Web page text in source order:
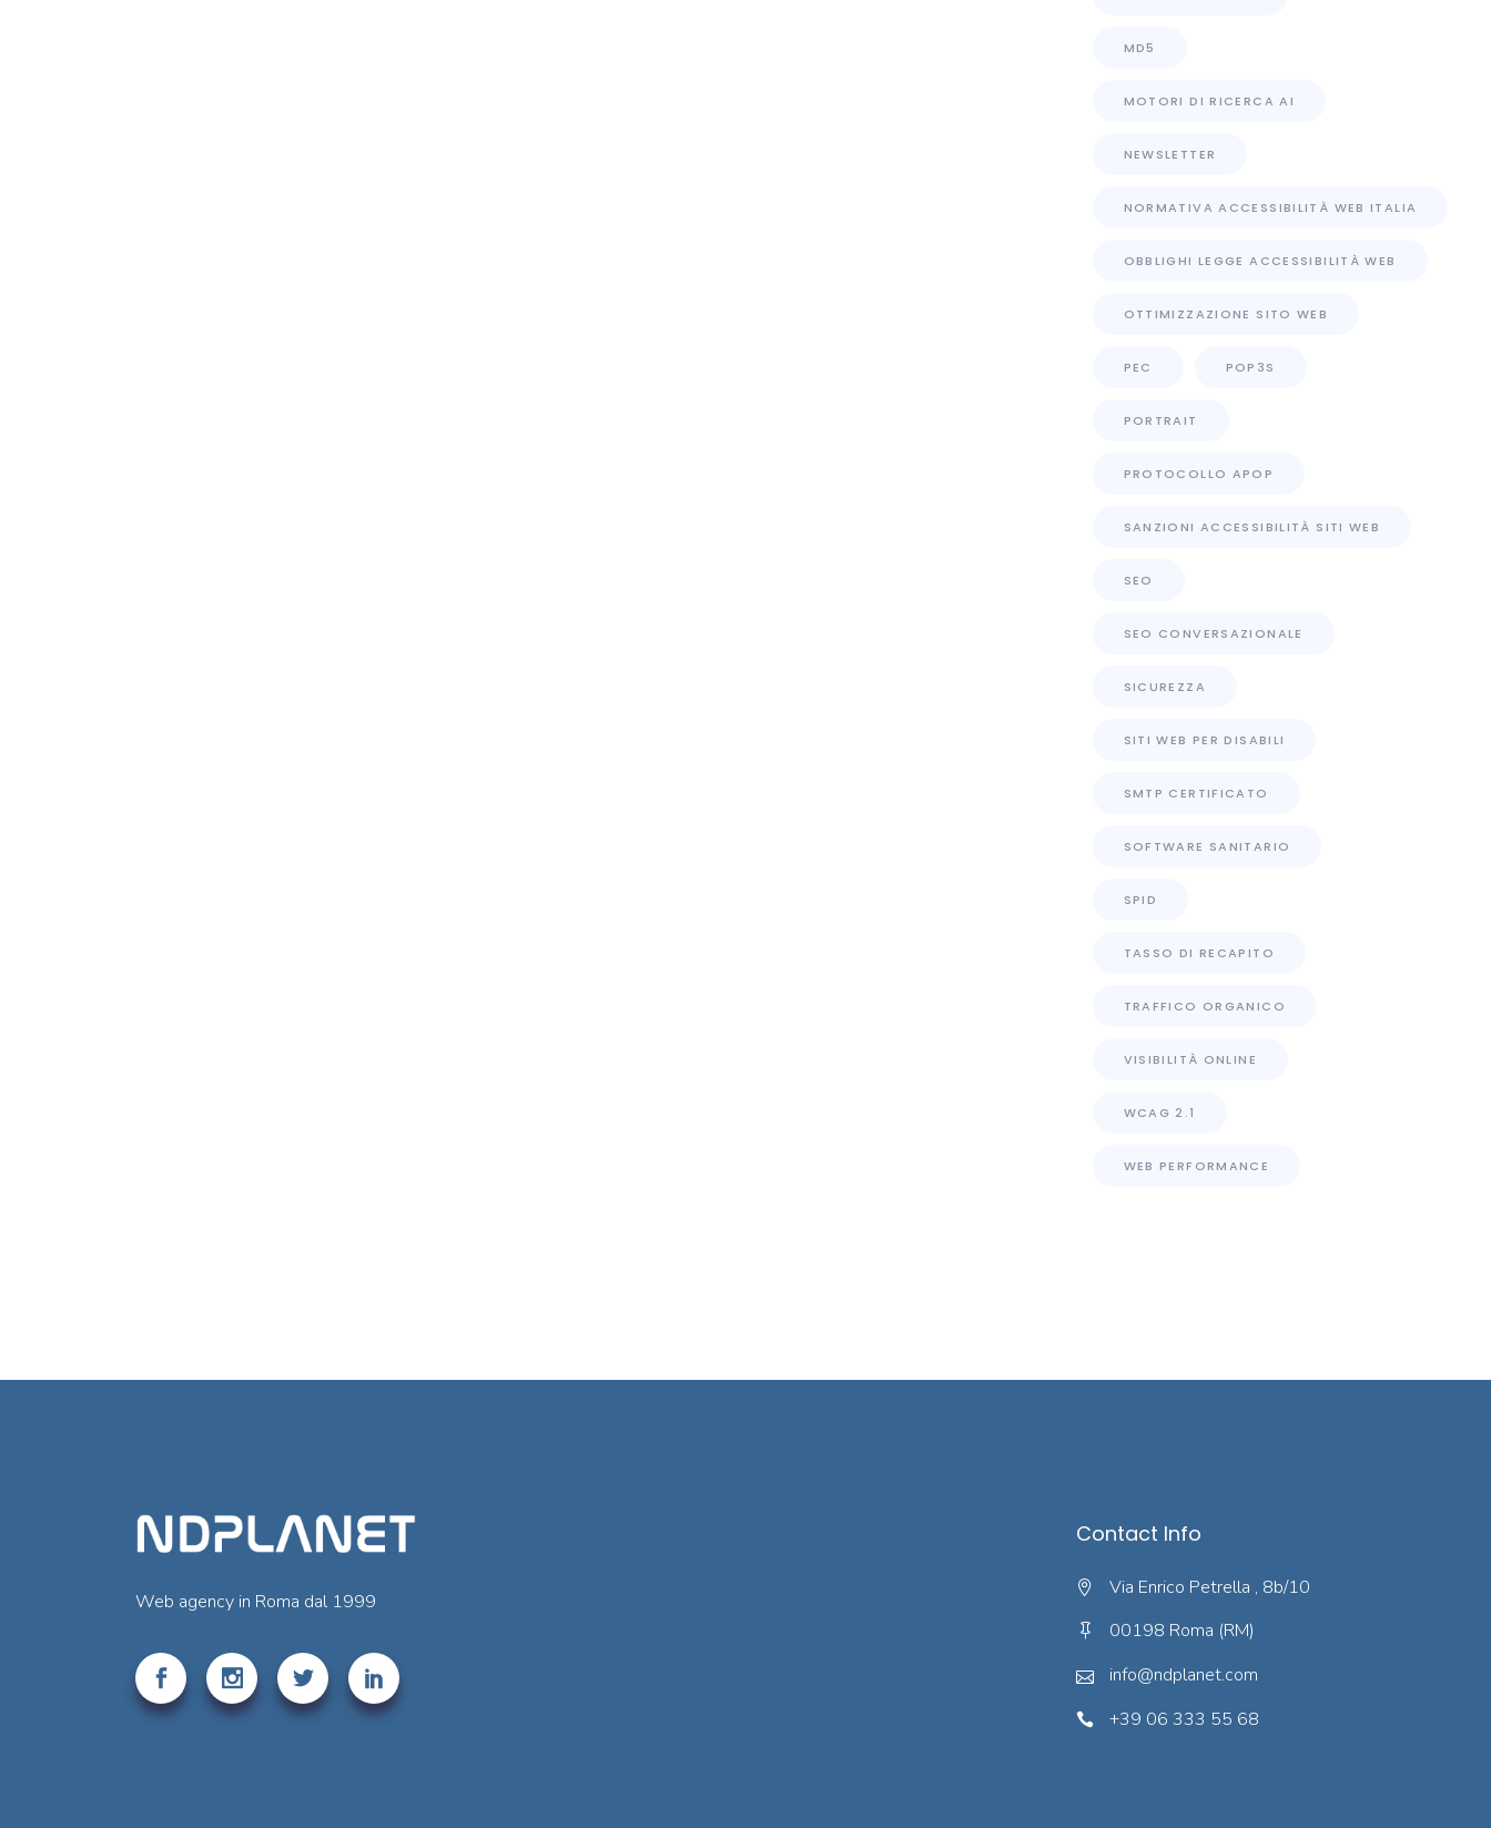
MD5
MOTORI DI RICERCA AI
NEWSLETTER
NORMATIVA ACCESSIBILITÀ WEB ITALIA
OBBLIGHI LEGGE ACCESSIBILITÀ WEB
OTTIMIZZAZIONE SITO WEB
PEC POP3S
PORTRAIT
PROTOCOLLO APOP
SANZIONI ACCESSIBILITÀ SITI WEB
SEO
SEO CONVERSAZIONALE
SICUREZZA
SITI WEB PER DISABILI
SMTP CERTIFICATO
SOFTWARE SANITARIO
SPID
TASSO DI RECAPITO
TRAFFICO ORGANICO
VISIBILITÀ ONLINE
WCAG 2.1
WEB PERFORMANCE
Web agency in Roma dal 1999
Contact Info
Via Enrico Petrella , 8b/10
00198 Roma (RM)
info@ndplanet.com
+39 06 333 55 68